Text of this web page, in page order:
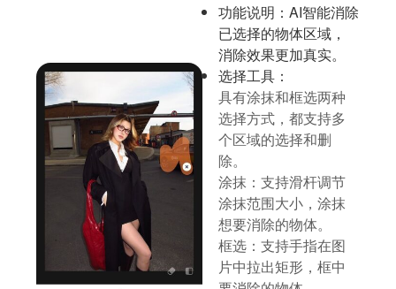
功能说明：AI智能消除
已选择的物体区域，
消除效果更加真实。
选择工具：
具有涂抹和框选两种
选择方式，都支持多
个区域的选择和删
除。
涂抹：支持滑杆调节
涂抹范围大小，涂抹
想要消除的物体。
框选：支持手指在图
片中拉出矩形，框中